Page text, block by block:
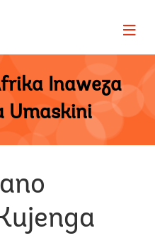
Page
Inaweza
Umaskini